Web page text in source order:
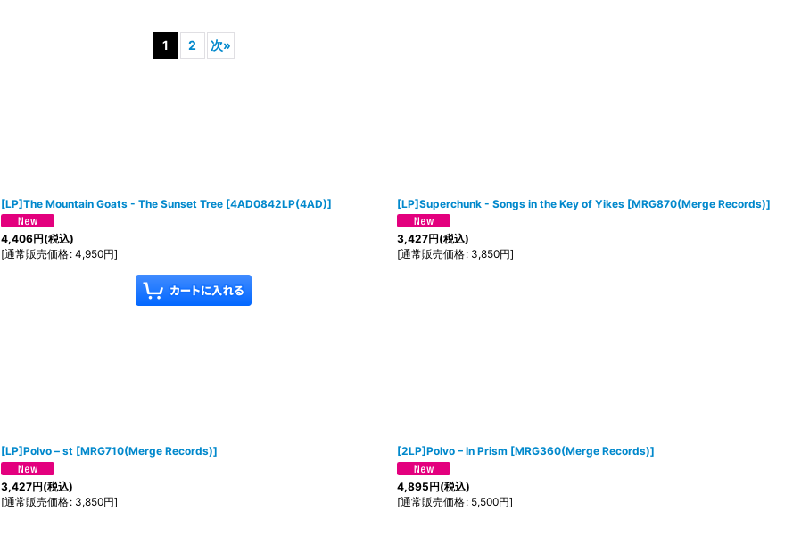
1 2 次»
[LP]The Mountain Goats - The Sunset Tree [4AD0842LP(4AD)]
4,406円(税込)
[通常販売価格: 4,950円]
[LP]Superchunk - Songs in the Key of Yikes [MRG870(Merge Records)]
3,427円(税込)
[通常販売価格: 3,850円]
[LP]Polvo ‎– st [MRG710(Merge Records)]
3,427円(税込)
[通常販売価格: 3,850円]
[2LP]Polvo ‎– In Prism [MRG360(Merge Records)]
4,895円(税込)
[通常販売価格: 5,500円]